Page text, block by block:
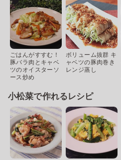
ごはんがすすむ！
豚バラ肉とキャベ
ツのオイスターソ
ース炒め
ボリューム抜群 キ
ャベツの豚肉巻き
レンジ蒸し
小松菜で作れるレシピ